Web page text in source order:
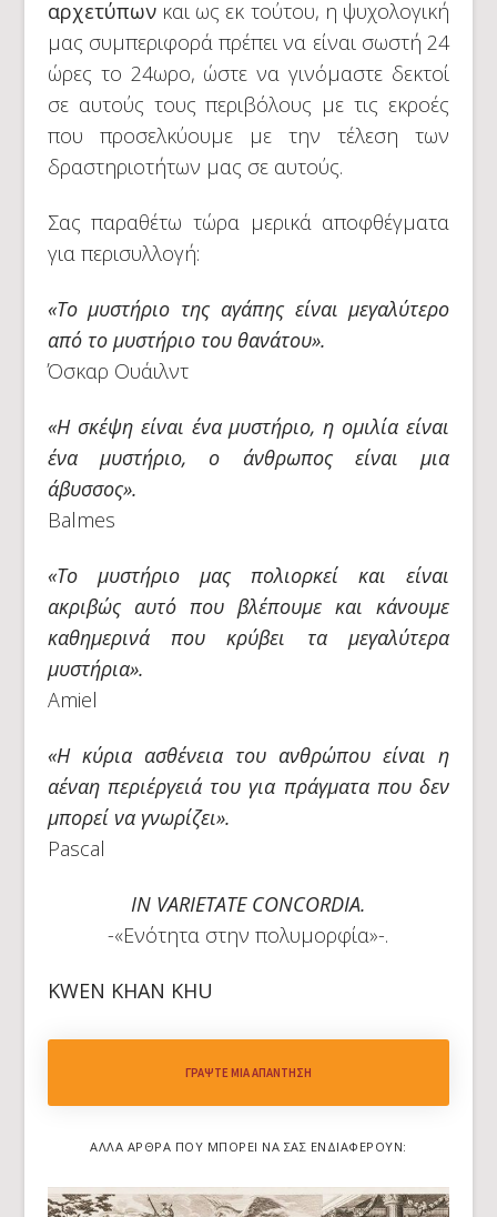
αρχετύπωνκαι ως εκ τούτου, η ψυχολογική
μας συμπεριφορά πρέπει να είναι σωστή 24
ώρες το 24ωρο, ώστε να γινόμαστε δεκτοί
σε αυτούς τους περιβόλους με τις εκροές
που προσελκύουμε με την τέλεση των
δραστηριοτήτων μας σε αυτούς.
Σας παραθέτω τώρα μερικά αποφθέγματα
για περισυλλογή:
«Το μυστήριο της αγάπης είναι μεγαλύτερο
από το μυστήριο του θανάτου».
Όσκαρ Ουάιλντ
«Η σκέψη είναι ένα μυστήριο, η ομιλία είναι
ένα μυστήριο, ο άνθρωπος είναι μια
άβυσσος».
Balmes
«Το μυστήριο μας πολιορκεί και είναι
ακριβώς αυτό που βλέπουμε και κάνουμε
καθημερινά που κρύβει τα μεγαλύτερα
μυστήρια».
Amiel
«Η κύρια ασθένεια του ανθρώπου είναι η
αέναη περιέργειά του για πράγματα που δεν
μπορεί να γνωρίζει».
Pascal
IN VARIETATE CONCORDIA.
-«Ενότητα στην πολυμορφία»-.
KWEN KHAN KHU
ΓΡΆΨΤΕ ΜΙΑ ΑΠΆΝΤΗΣΗ
ΆΛΛΑ ΆΡΘΡΑ ΠΟΥ ΜΠΟΡΕΊ ΝΑ ΣΑΣ ΕΝΔΙΑΦΈΡΟΥΝ: